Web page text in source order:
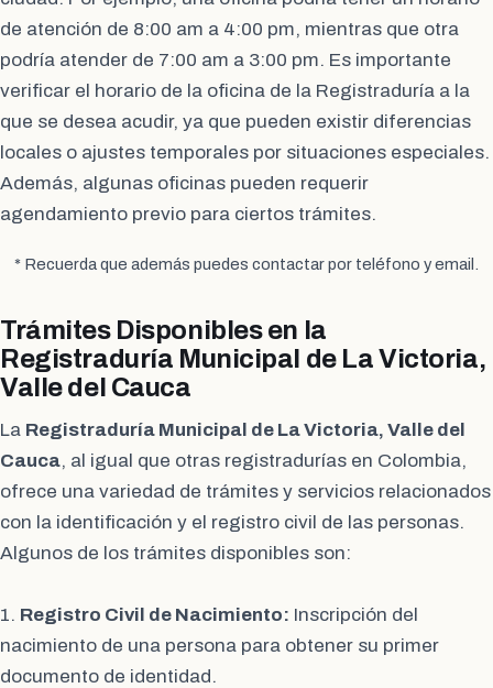
de atención de 8:00 am a 4:00 pm, mientras que otra
podría atender de 7:00 am a 3:00 pm. Es importante
verificar el horario de la oficina de la Registraduría a la
que se desea acudir, ya que pueden existir diferencias
locales o ajustes temporales por situaciones especiales.
Además, algunas oficinas pueden requerir
agendamiento previo para ciertos trámites.
* Recuerda que además puedes contactar por teléfono y email.
Trámites Disponibles en la
Registraduría Municipal de La Victoria,
Valle del Cauca
La Registraduría Municipal de La Victoria, Valle del
Cauca, al igual que otras registradurías en Colombia,
ofrece una variedad de trámites y servicios relacionados
con la identificación y el registro civil de las personas.
Algunos de los trámites disponibles son:
1. Registro Civil de Nacimiento: Inscripción del
nacimiento de una persona para obtener su primer
documento de identidad.